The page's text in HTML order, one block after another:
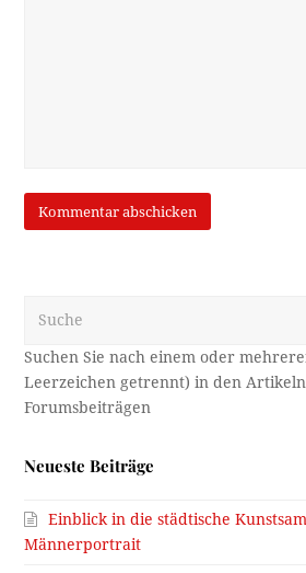
Neueste Beiträge
Einblick in die städtische
Männerportrait